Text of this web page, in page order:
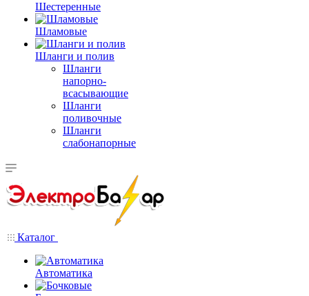
Шестеренные
Шламовые
Шланги и полив
Шланги
напорно-
всасывающие
Шланги
поливочные
Шланги
слабонапорные
Каталог
Автоматика